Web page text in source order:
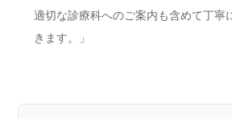
適切な診療科へのご案内も含めて丁寧
きます。」